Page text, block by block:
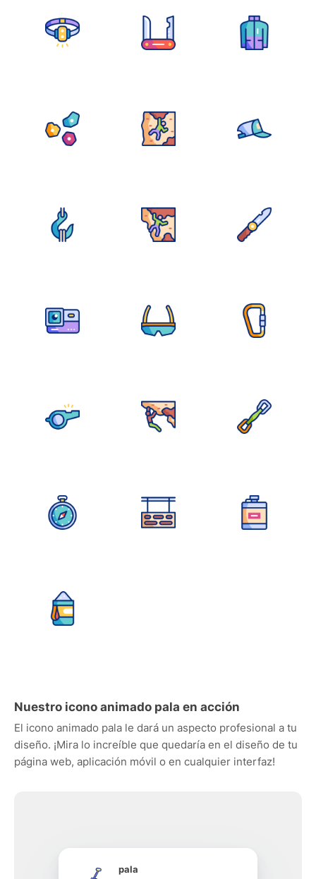
Nuestro icono animado pala en acción
El icono animado pala le dará un aspecto profesional a tu
diseño. ¡Mira lo increíble que quedaría en el diseño de tu
página web, aplicación móvil o en cualquier interfaz!
pala